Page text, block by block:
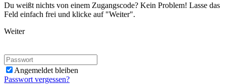
Du weißt nichts von einem Zugangscode? Kein Problem! Lasse das
Feld einfach frei und klicke auf "Weiter".
Weiter
Angemeldet bleiben
Passwort vergessen?